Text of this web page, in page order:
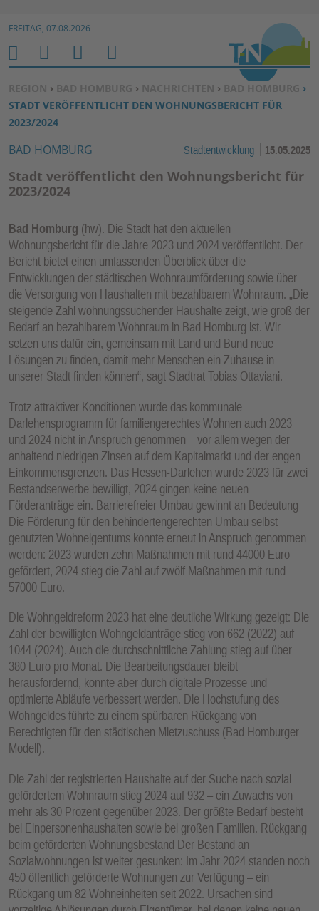
Zum Inhalt springen ↓
FREITAG, 07.08.2026
SIE BEFINDEN SICH HIER:
REGION › BAD HOMBURG › NACHRICHTEN › BAD HOMBURG ›
STADT VERÖFFENTLICHT DEN WOHNUNGSBERICHT FÜR
2023/2024
BAD HOMBURG Stadtentwicklung 15.05.2025
Stadt veröffentlicht den Wohnungsbericht für
2023/2024
Bad Homburg (hw). Die Stadt hat den aktuellen
Wohnungsbericht für die Jahre 2023 und 2024 veröffentlicht. Der
Bericht bietet einen umfassenden Überblick über die
Entwicklungen der städtischen Wohnraumförderung sowie über
die Versorgung von Haushalten mit bezahlbarem Wohnraum. „Die
steigende Zahl wohnungssuchender Haushalte zeigt, wie groß der
Bedarf an bezahlbarem Wohnraum in Bad Homburg ist. Wir
setzen uns dafür ein, gemeinsam mit Land und Bund neue
Lösungen zu finden, damit mehr Menschen ein Zuhause in
unserer Stadt finden können“, sagt Stadtrat Tobias Ottaviani.
Trotz attraktiver Konditionen wurde das kommunale
Darlehensprogramm für familiengerechtes Wohnen auch 2023
und 2024 nicht in Anspruch genommen – vor allem wegen der
anhaltend niedrigen Zinsen auf dem Kapitalmarkt und der engen
Einkommensgrenzen. Das Hessen-Darlehen wurde 2023 für zwei
Bestandserwerbe bewilligt, 2024 gingen keine neuen
Förderanträge ein. Barrierefreier Umbau gewinnt an Bedeutung
Die Förderung für den behindertengerechten Umbau selbst
genutzten Wohneigentums konnte erneut in Anspruch genommen
werden: 2023 wurden zehn Maßnahmen mit rund 44000 Euro
gefördert, 2024 stieg die Zahl auf zwölf Maßnahmen mit rund
57000 Euro.
Die Wohngeldreform 2023 hat eine deutliche Wirkung gezeigt: Die
Zahl der bewilligten Wohngeldanträge stieg von 662 (2022) auf
1044 (2024). Auch die durchschnittliche Zahlung stieg auf über
380 Euro pro Monat. Die Bearbeitungsdauer bleibt
herausfordernd, konnte aber durch digitale Prozesse und
optimierte Abläufe verbessert werden. Die Hochstufung des
Wohngeldes führte zu einem spürbaren Rückgang von
Berechtigten für den städtischen Mietzuschuss (Bad Homburger
Modell).
Die Zahl der registrierten Haushalte auf der Suche nach sozial
gefördertem Wohnraum stieg 2024 auf 932 – ein Zuwachs von
mehr als 30 Prozent gegenüber 2023. Der größte Bedarf besteht
bei Einpersonenhaushalten sowie bei großen Familien. Rückgang
beim geförderten Wohnungsbestand Der Bestand an
Sozialwohnungen ist weiter gesunken: Im Jahr 2024 standen noch
450 öffentlich geförderte Wohnungen zur Verfügung – ein
Rückgang um 82 Wohneinheiten seit 2022. Ursachen sind
H
O
M
E
M
E
N
U
S
U
C
E
N
B
E
N
E
U
N
K
TI
O
N
E
N